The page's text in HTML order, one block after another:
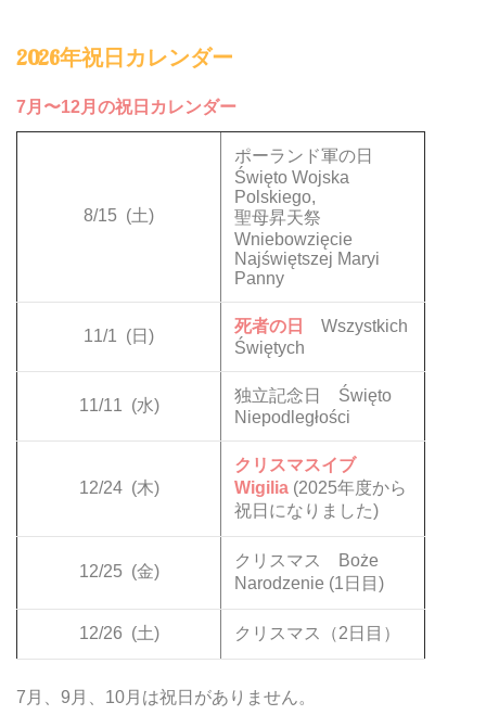
2026年祝日カレンダー
7月〜12月の祝日カレンダー
8/15 (土)
ポーランド軍の日
Święto Wojska
Polskiego,
聖母昇天祭
Wniebowzięcie
Najświętszej Maryi
Panny
11/1 (日)
死者の日
Wszystkich
Świętych
11/11 (水)
独立記念日 Święto
Niepodległości
12/24 (木)
クリスマスイブ
Wigilia (2025年度から
祝日になりました)
12/25 (金)
クリスマス Boże
Narodzenie (1日目)
12/26 (土) クリスマス（2日目）
7月、9月、10月は祝日がありません。